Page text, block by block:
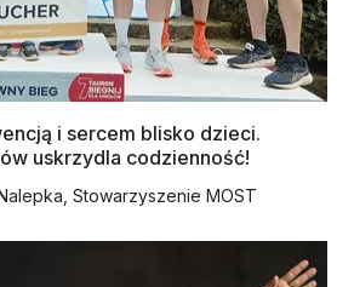
i sercem blisko dzieci.
uskrzydla codzienność!
Stowarzyszenie MOST